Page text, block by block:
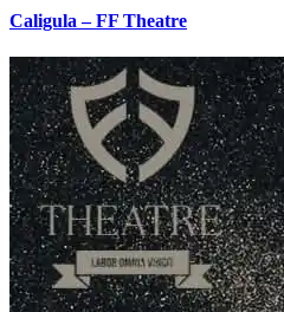
Caligula – FF Theatre